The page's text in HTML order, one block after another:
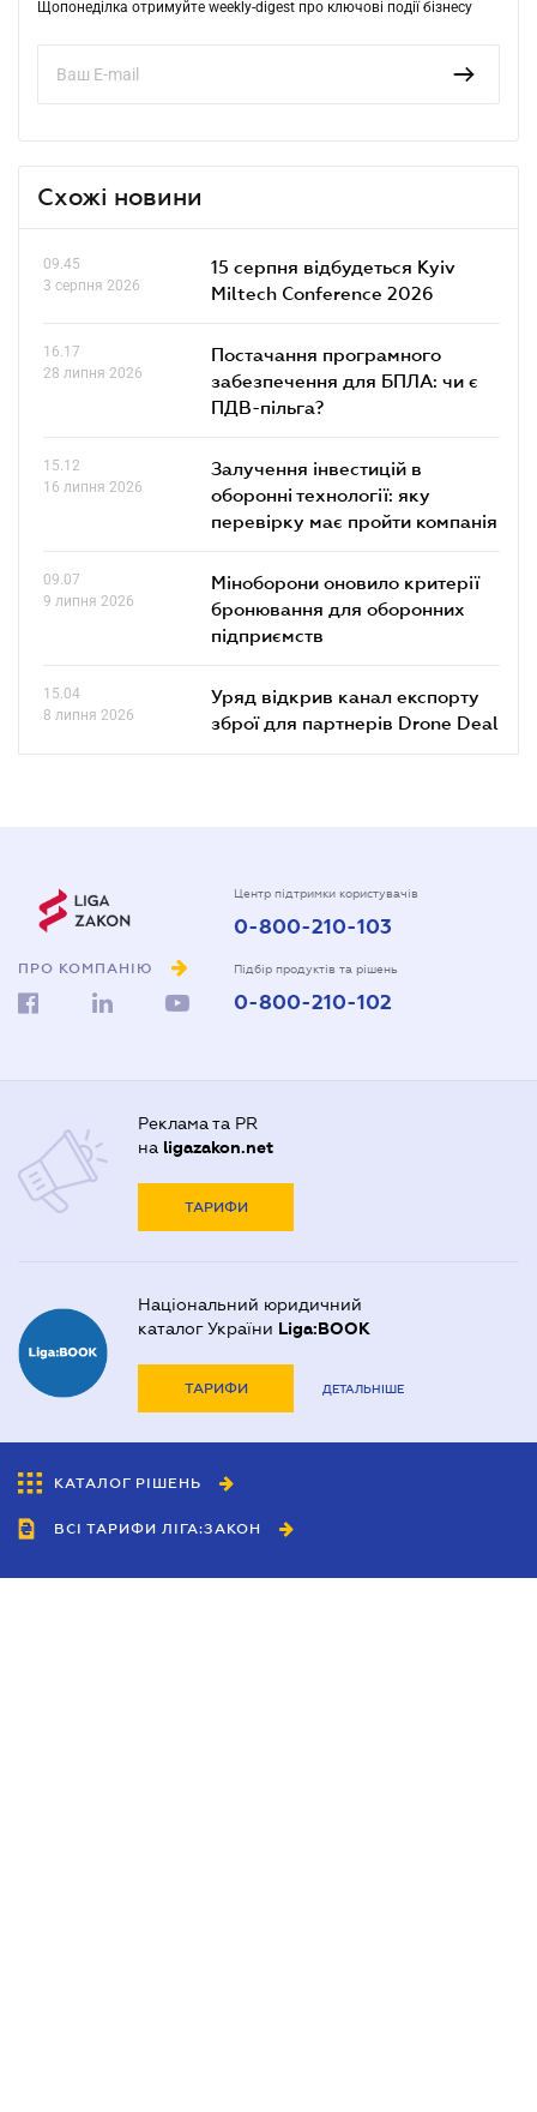
Щопонеділка отримуйте weekly-digest про ключові події бізнесу
Схожі новини
09.45
3 серпня 2026
15 серпня відбудеться Kyiv
Miltech Conference 2026
16.17
28 липня 2026
Постачання програмного
забезпечення для БПЛА: чи є
ПДВ-пільга?
15.12
16 липня 2026
Залучення інвестицій в
оборонні технології: яку
перевірку має пройти компанія
09.07
9 липня 2026
Міноборони оновило критерії
бронювання для оборонних
підприємств
15.04
8 липня 2026
Уряд відкрив канал експорту
зброї для партнерів Drone Deal
ПРО КОМПАНІЮ
Центр підтримки користувачів
0-800-210-103
Підбір продуктів та рішень
0-800-210-102
Реклама та PR
на ligazakon.net
ТАРИФИ
Національний юридичний
каталог України Liga:BOOK
ТАРИФИ ДЕТАЛЬНІШЕ
КАТАЛОГ РІШЕНЬ
ВСІ ТАРИФИ ЛІГА:ЗАКОН